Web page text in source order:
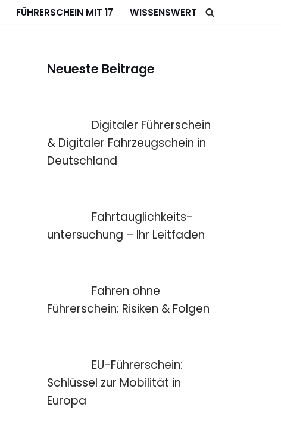
FÜHRERSCHEIN MIT 17 WISSENSWERT
Neueste Beitrage
Digitaler Führerschein
& Digitaler Fahrzeugschein in
Deutschland
Fahrtauglichkeits­
untersuchung – Ihr Leitfaden
Fahren ohne
Führerschein: Risiken & Folgen
EU-Führerschein:
Schlüssel zur Mobilität in
Europa